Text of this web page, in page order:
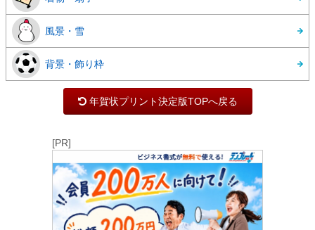
風景・雪
背景・飾り枠
年賀状プリント決定版TOPへ戻る
[PR]